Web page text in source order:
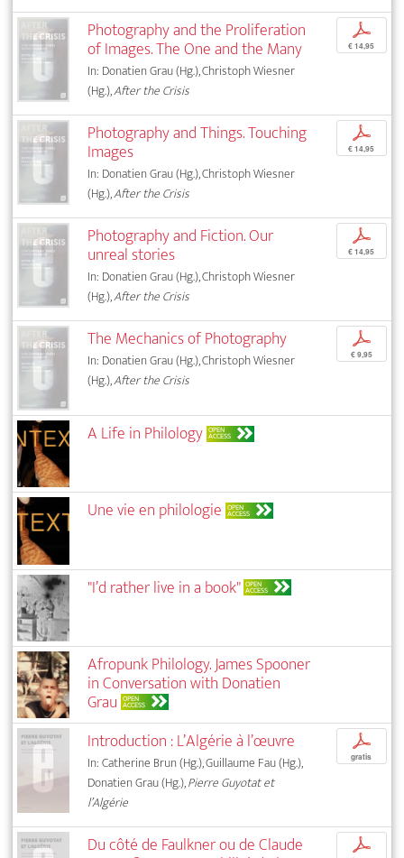
Photography and the Proliferation
of Images. The One and the Many
In: Donatien Grau (Hg.), Christoph Wiesner
(Hg.),After the Crisis
p
€ 14,95
Photography and Things. Touching
Images
In: Donatien Grau (Hg.), Christoph Wiesner
(Hg.),After the Crisis
p
€ 14,95
Photography and Fiction. Our
unreal stories
In: Donatien Grau (Hg.), Christoph Wiesner
(Hg.),After the Crisis
p
€ 14,95
The Mechanics of Photography
In: Donatien Grau (Hg.), Christoph Wiesner
(Hg.),After the Crisis
p
€ 9,95
A Life in Philology OPEN
ACCESS
Une vie en philologie OPEN
ACCESS
"I’d rather live in a book" OPEN
ACCESS
Afropunk Philology. James Spooner
in Conversation with Donatien
Grau OPEN
ACCESS
Introduction : L’Algérie à l’œuvre
In: Catherine Brun (Hg.), Guillaume Fau (Hg.),
Donatien Grau (Hg.),Pierre Guyotat et
l’Algérie
p
gratis
Du côté de Faulkner ou de Claude p